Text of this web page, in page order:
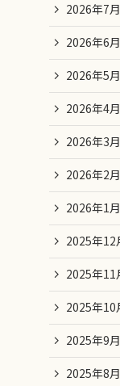
2026年7月
2026年6月
2026年5月
2026年4月
2026年3月
2026年2月
2026年1月
2025年12
2025年11
2025年10
2025年9月
2025年8月